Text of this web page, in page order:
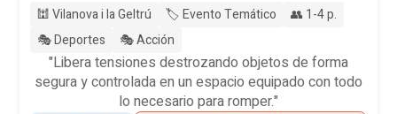
🕍 Vilanova i la Geltrú 🏷️ Evento Temático
👥 1-4 p.
🎭 Deportes
🎭 Acción
"Libera tensiones destrozando objetos de forma
segura y controlada en un espacio equipado con todo
lo necesario para romper."